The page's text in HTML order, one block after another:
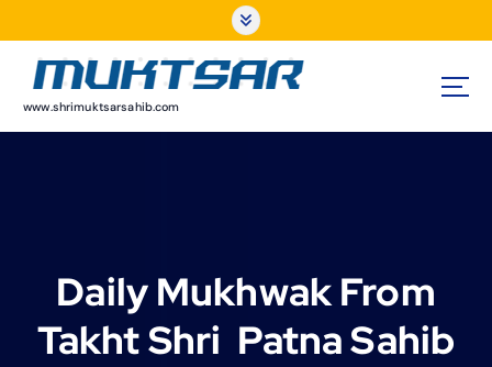
o
www.shrimuktsarsahib.com
Daily Mukhwak From
Takht Shri Patna Sahib